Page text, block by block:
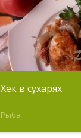
Хек в сухарях
Рыба